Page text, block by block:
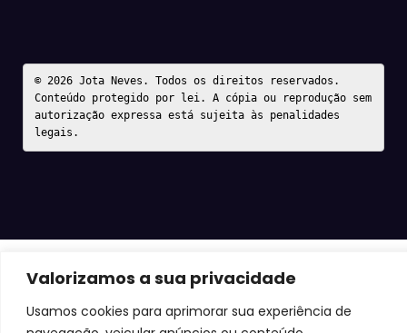
Valorizamos a sua privacidade
Usamos cookies para aprimorar sua experiência de
© 2026 Jota Neves. Todos os direitos reservados.
Conteúdo protegido por lei. A cópia ou reprodução sem
autorização expressa está sujeita às penalidades
legais.